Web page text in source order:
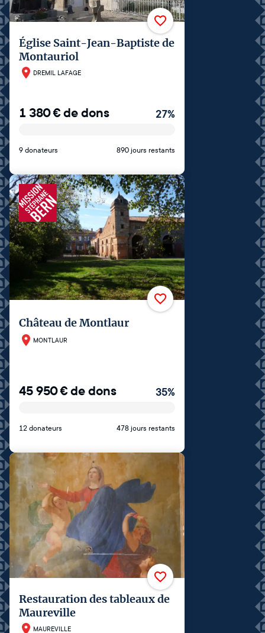
Église Saint-Jean-Baptiste de
Montauriol
DREMIL LAFAGE
1 380€de dons 27%
9 donateurs 890 jours restants
Château de Montlaur
MONTLAUR
45 950€de dons 35%
12 donateurs 478 jours restants
Restauration des tableaux de
Maureville
MAUREVILLE